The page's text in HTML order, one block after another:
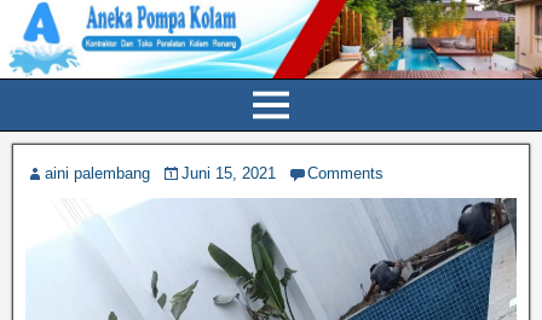
aini palembang Juni 15, 2021 Comments